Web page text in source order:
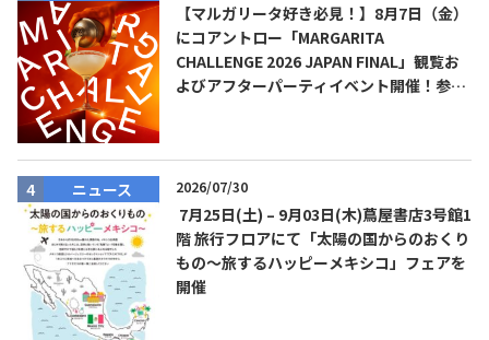
【マルガリータ好き必見！】8月7日（金）
にコアントロー「MARGARITA
CHALLENGE 2026 JAPAN FINAL」観覧お
よびアフターパーティイベント開催！参加
ニュース 2026/07/30
7月25日(土) – 9月03日(木)蔦屋書店3号館1
階 旅行フロアにて「太陽の国からのおくり
もの～旅するハッピーメキシコ」フェアを
開催